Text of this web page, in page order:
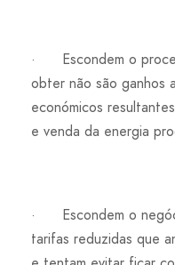
· Escondem o
obter não são ganhos
económicos
e venda da energia
· Escondem o
tarifas reduzidas que